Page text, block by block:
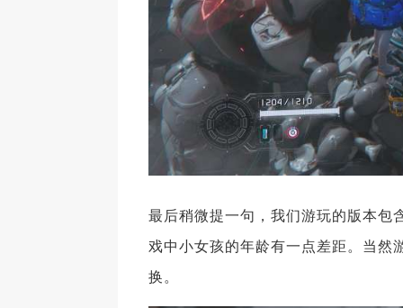
最后稍微提一句，我们游玩的版本包
戏中小女孩的年龄有一点差距。当然
换。